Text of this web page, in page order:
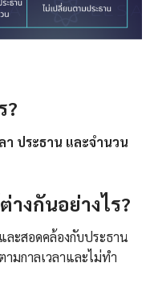
?
า ประธาน และจำนวน
งกันอย่างไร?
และสอดคล้องกับประธาน
ามกาลเวลาและไม่ทำ